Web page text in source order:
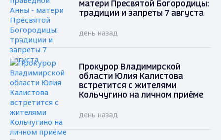
матери Пресвятой Богородицы:
традиции и запреты 7 августа
день назад
Прокурор Владимирской
области Юлия Калистова
встретится с жителями
Кольчугино на личном приёме
день назад